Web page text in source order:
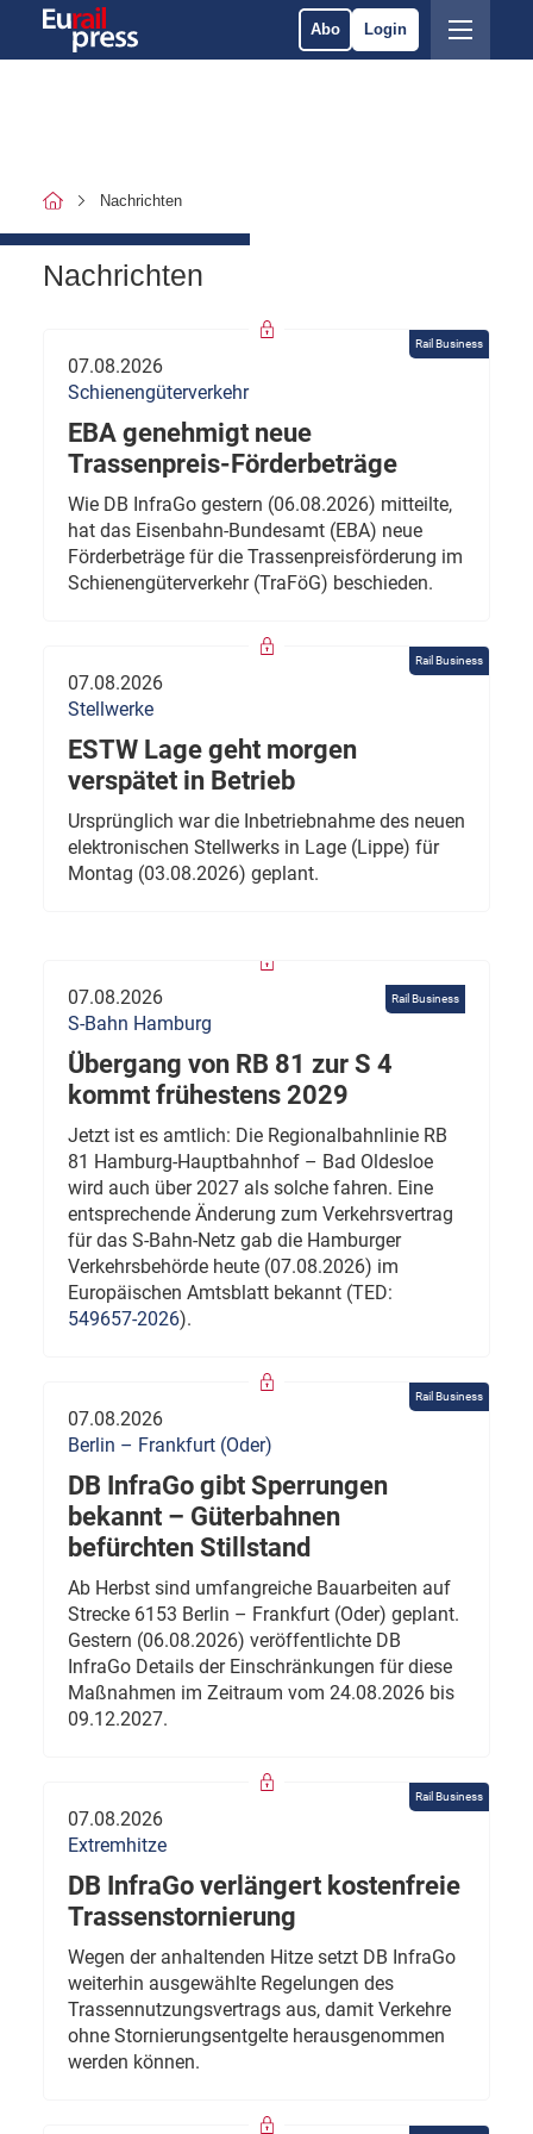
Abo Login
Nachrichten
Nachrichten
Rail Business
07.08.2026
Schienengüterverkehr
EBA genehmigt neue
Trassenpreis-Förderbeträge
Wie DB InfraGo gestern (06.08.2026) mitteilte,
hat das Eisenbahn-Bundesamt (EBA) neue
Förderbeträge für die Trassenpreisförderung im
Schienengüterverkehr (TraFöG) beschieden.
Rail Business
07.08.2026
Stellwerke
ESTW Lage geht morgen
verspätet in Betrieb
Ursprünglich war die Inbetriebnahme des neuen
elektronischen Stellwerks in Lage (Lippe) für
Montag (03.08.2026) geplant.
Rail Business
07.08.2026
S-Bahn Hamburg
Übergang von RB 81 zur S 4
kommt frühestens 2029
Jetzt ist es amtlich: Die Regionalbahnlinie RB
81 Hamburg-Hauptbahnhof – Bad Oldesloe
wird auch über 2027 als solche fahren. Eine
entsprechende Änderung zum Verkehrsvertrag
für das S-Bahn-Netz gab die Hamburger
Verkehrsbehörde heute (07.08.2026) im
Europäischen Amtsblatt bekannt (TED:
549657-2026).
Rail Business
07.08.2026
Berlin – Frankfurt (Oder)
DB InfraGo gibt Sperrungen
bekannt – Güterbahnen
befürchten Stillstand
Ab Herbst sind umfangreiche Bauarbeiten auf
Strecke 6153 Berlin – Frankfurt (Oder) geplant.
Gestern (06.08.2026) veröffentlichte DB
InfraGo Details der Einschränkungen für diese
Maßnahmen im Zeitraum vom 24.08.2026 bis
09.12.2027.
Rail Business
07.08.2026
Extremhitze
DB InfraGo verlängert kostenfreie
Trassenstornierung
Wegen der anhaltenden Hitze setzt DB InfraGo
weiterhin ausgewählte Regelungen des
Trassennutzungsvertrags aus, damit Verkehre
ohne Stornierungsentgelte herausgenommen
werden können.